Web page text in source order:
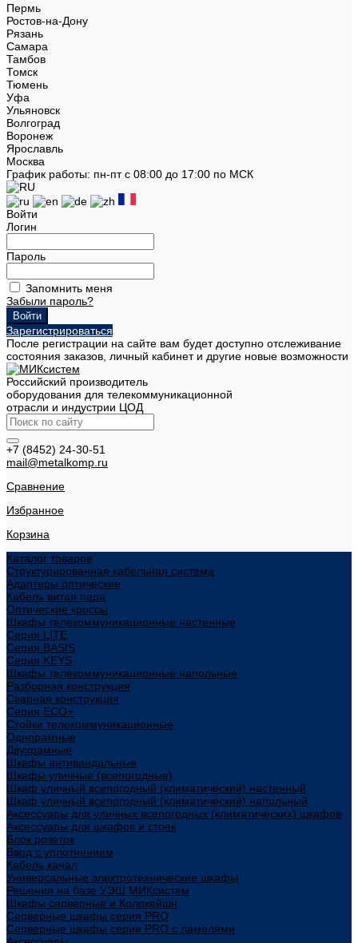
Пермь
Ростов-на-Дону
Рязань
Самара
Тамбов
Томск
Тюмень
Уфа
Ульяновск
Волгоград
Воронеж
Ярославль
Москва
График работы: пн-пт с 08:00 до 17:00 по МСК
Войти
Логин
Пароль
Запомнить меня
Забыли пароль?
Зарегистрироваться
После регистрации на сайте вам будет доступно отслеживание
состояния заказов, личный кабинет и другие новые возможности
Российский производитель
оборудования для телекоммуникационной
отрасли и индустрии ЦОД
+7 (8452) 24-30-51
mail@metalkomp.ru
Сравнение
Избранное
Корзина
Каталог товаров
Структурированная кабельная система
Адаптеры оптические
Кабель витая пара
Оптические кроссы
Шкафы телекоммуникационные настенные
Cерия LITE
Cерия BASIS
Cерия KEYS
Шкафы телекоммуникационные напольные
Разборная конструкция
Сварная конструкция
Серия ECO+
Стойки телекоммуникационные
Однорамные
Двухрамные
Шкафы антивандальные
Шкафы уличные (всепогодные)
Шкаф уличный всепогодный (климатический) настенный
Шкаф уличный всепогодный (климатический) напольный
Аксессуары для уличных всепогодных (климатических) шкафов
Аксессуары для шкафов и стоек
Блок розеток
Ввод с уплотнением
Кабель канал
Универсальные электротехнические шкафы
Решения на базе УЭШ МИКсистем
Шкафы серверные и Колокейшн
Серверные шкафы серия PRO
Серверные шкафы серии PRO с ламелями